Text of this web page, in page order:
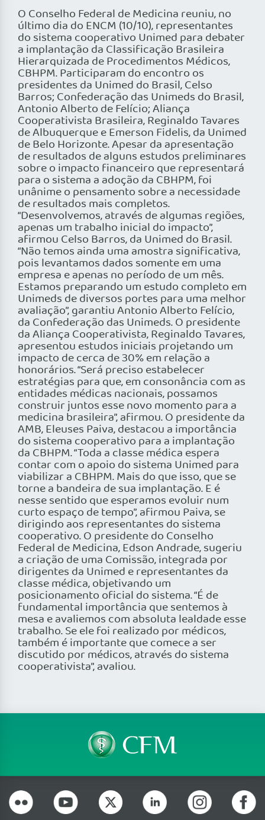
O Conselho Federal de Medicina reuniu, no
último dia do ENCM (10/10), representantes
do sistema cooperativo Unimed para debater
a implantação da Classificação Brasileira
Hierarquizada de Procedimentos Médicos,
CBHPM. Participaram do encontro os
presidentes da Unimed do Brasil, Celso
Barros; Confederação das Unimeds do Brasil,
Antonio Alberto de Felício; Aliança
Cooperativista Brasileira, Reginaldo Tavares
de Albuquerque e Emerson Fidelis, da Unimed
de Belo Horizonte. Apesar da apresentação
de resultados de alguns estudos preliminares
sobre o impacto financeiro que representará
para o sistema a adoção da CBHPM, foi
unânime o pensamento sobre a necessidade
de resultados mais completos.
“Desenvolvemos, através de algumas regiões,
apenas um trabalho inicial do impacto”,
afirmou Celso Barros, da Unimed do Brasil.
“Não temos ainda uma amostra significativa,
pois levantamos dados somente em uma
empresa e apenas no período de um mês.
Estamos preparando um estudo completo em
Unimeds de diversos portes para uma melhor
avaliação”, garantiu Antonio Alberto Felício,
da Confederação das Unimeds. O presidente
da Aliança Cooperativista, Reginaldo Tavares,
apresentou estudos iniciais projetando um
impacto de cerca de 30% em relação a
honorários. “Será preciso estabelecer
estratégias para que, em consonância com as
entidades médicas nacionais, possamos
construir juntos esse novo momento para a
medicina brasileira”, afirmou. O presidente da
AMB, Eleuses Paiva, destacou a importância
do sistema cooperativo para a implantação
da CBHPM. “Toda a classe médica espera
contar com o apoio do sistema Unimed para
viabilizar a CBHPM. Mais do que isso, que se
torne a bandeira de sua implantação. E é
nesse sentido que esperamos evoluir num
curto espaço de tempo”, afirmou Paiva, se
dirigindo aos representantes do sistema
cooperativo. O presidente do Conselho
Federal de Medicina, Edson Andrade, sugeriu
a criação de uma Comissão, integrada por
dirigentes da Unimed e representantes da
classe médica, objetivando um
posicionamento oficial do sistema. “É de
fundamental importância que sentemos à
mesa e avaliemos com absoluta lealdade esse
trabalho. Se ele foi realizado por médicos,
também é importante que comece a ser
discutido por médicos, através do sistema
cooperativista”, avaliou.